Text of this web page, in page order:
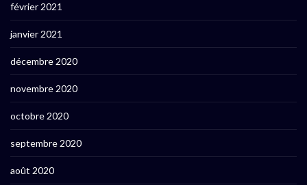
février 2021
janvier 2021
décembre 2020
novembre 2020
octobre 2020
septembre 2020
août 2020